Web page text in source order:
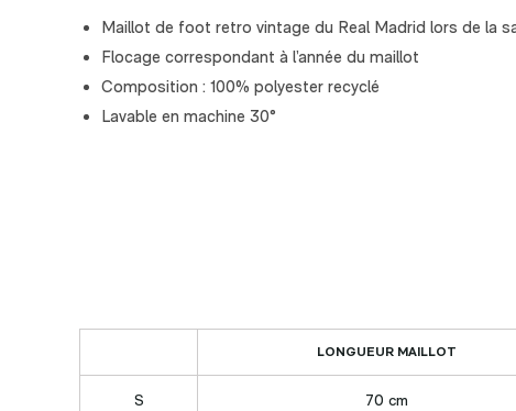
Maillot de foot retro vintage du Real Madrid lors de la
Flocage correspondant à l’année du maillot
Composition : 100% polyester recyclé
Lavable en machine 30°
LONGUEUR MAILLOT
S 70 cm